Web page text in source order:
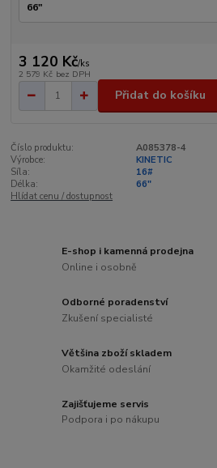
3 120 Kč/ks
2 579 Kč bez DPH
Přidat do košíku
Číslo produktu:
A085378-4
Výrobce:
KINETIC
Síla:
16#
Délka:
66"
Hlídat cenu / dostupnost
E-shop i kamenná prodejna
Online i osobně
Odborné poradenství
Zkušení specialisté
Většina zboží skladem
Okamžité odeslání
Zajišťujeme servis
Podpora i po nákupu